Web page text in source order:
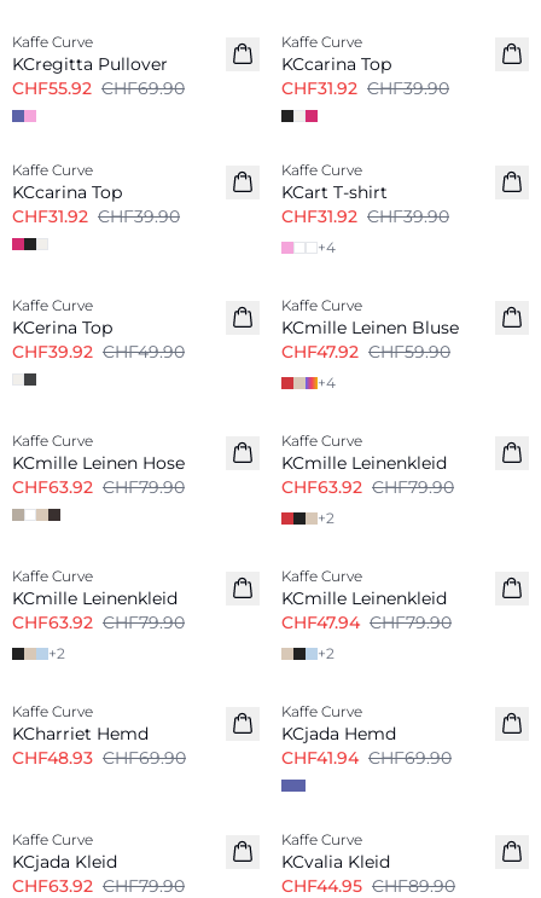
Kaffe Curve
KCregitta Pullover
CHF55.92 CHF69.90
Kaffe Curve
KCcarina Top
CHF31.92 CHF39.90
-20%
Kaffe Curve
KCcarina Top
CHF31.92 CHF39.90
-20%
Kaffe Curve
KCart T-shirt
CHF31.92 CHF39.90
+4
Kaffe Curve
KCerina Top
CHF39.92 CHF49.90
Leine-Mix
Kaffe Curve
KCmille Leinen Bluse
CHF47.92 CHF59.90
+4
Leine-Mix
Kaffe Curve
KCmille Leinen Hose
CHF63.92 CHF79.90
Leine-Mix
Kaffe Curve
KCmille Leinenkleid
CHF63.92 CHF79.90
+2
Leine-Mix
Kaffe Curve
KCmille Leinenkleid
CHF63.92 CHF79.90
+2
Leine-Mix
Kaffe Curve
KCmille Leinenkleid
CHF47.94 CHF79.90
+2
Kaffe Curve
KCharriet Hemd
CHF48.93 CHF69.90
Kaffe Curve
KCjada Hemd
CHF41.94 CHF69.90
Kaffe Curve
KCjada Kleid
CHF63.92 CHF79.90
-50%
Kaffe Curve
KCvalia Kleid
CHF44.95 CHF89.90